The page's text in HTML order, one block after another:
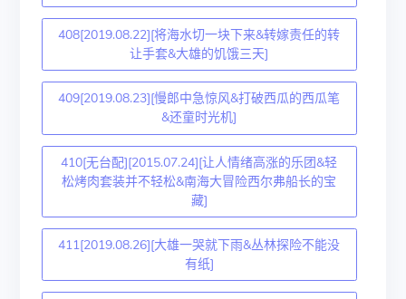
408[2019.08.22][将海水切一块下来&转嫁责任的转
让手套&大雄的饥饿三天]
409[2019.08.23][慢郎中急惊风&打破西瓜的西瓜笔
&还童时光机]
410[无台配][2015.07.24][让人情绪高涨的乐团&轻
松烤肉套装并不轻松&南海大冒险西尔弗船长的宝
藏]
411[2019.08.26][大雄一哭就下雨&丛林探险不能没
有纸]